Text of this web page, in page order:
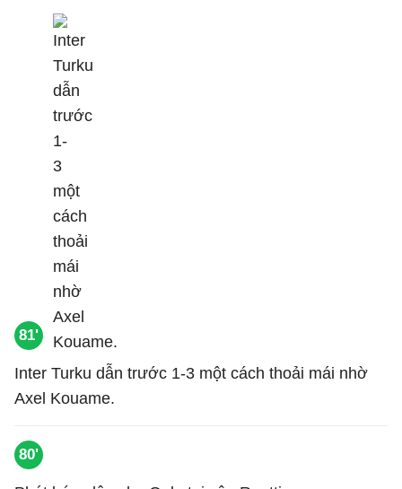
81'
Inter Turku dẫn trước 1-3 một cách thoải mái nhờ
Axel Kouame.
80'